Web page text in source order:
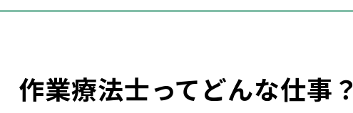
作業療法士ってどんな仕事？